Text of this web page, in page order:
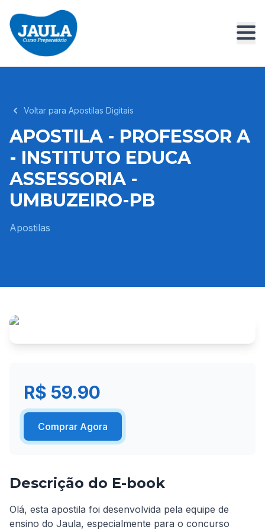
Voltar para Apostilas Digitais
APOSTILA - PROFESSOR A
- INSTITUTO EDUCA
ASSESSORIA -
UMBUZEIRO-PB
Apostilas
R$ 59.90
Comprar Agora
Descrição do E-book
Olá, esta apostila foi desenvolvida pela equipe de
ensino do Jaula, especialmente para o concurso